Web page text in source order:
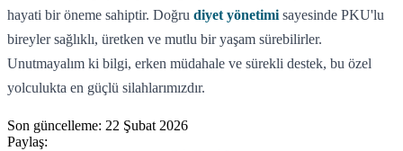
hayati bir öneme sahiptir. Doğru diyet yönetimi sayesinde PKU'lu
bireyler sağlıklı, üretken ve mutlu bir yaşam sürebilirler.
Unutmayalım ki bilgi, erken müdahale ve sürekli destek, bu özel
yolculukta en güçlü silahlarımızdır.
Son güncelleme: 22 Şubat 2026
Paylaş: